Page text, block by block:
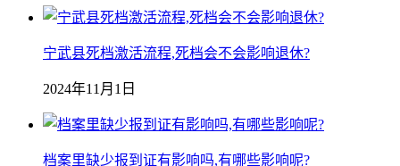
宁武县死档激活流程,死档会不会影响退休?
2024年11月1日
档案里缺少报到证有影响吗,有哪些影响呢?